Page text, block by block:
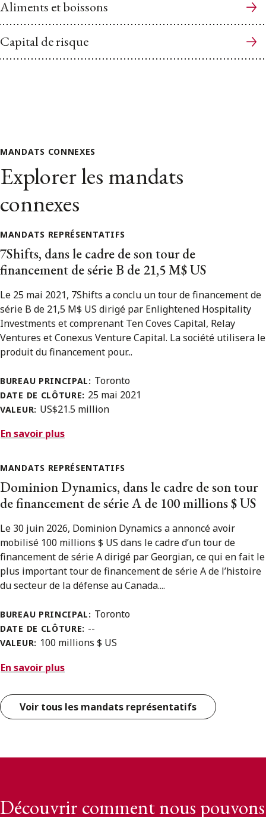
Aliments et boissons
Capital de risque
MANDATS CONNEXES
Explorer les mandats
connexes
MANDATS REPRÉSENTATIFS
7Shifts, dans le cadre de son tour de
financement de série B de 21,5 M$ US
Le 25 mai 2021, 7Shifts a conclu un tour de financement de
série B de 21,5 M$ US dirigé par Enlightened Hospitality
Investments et comprenant Ten Coves Capital, Relay
Ventures et Conexus Venture Capital. La société utilisera le
produit du financement pour...
BUREAU PRINCIPAL: Toronto
DATE DE CLÔTURE: 25 mai 2021
VALEUR: US$21.5 million
En savoir plus
MANDATS REPRÉSENTATIFS
Dominion Dynamics, dans le cadre de son tour
de financement de série A de 100 millions $ US
Le 30 juin 2026, Dominion Dynamics a annoncé avoir
mobilisé 100 millions $ US dans le cadre d’un tour de
financement de série A dirigé par Georgian, ce qui en fait le
plus important tour de financement de série A de l’histoire
du secteur de la défense au Canada....
BUREAU PRINCIPAL: Toronto
DATE DE CLÔTURE: --
VALEUR: 100 millions $ US
En savoir plus
Voir tous les mandats représentatifs
Découvrir comment nous pouvons